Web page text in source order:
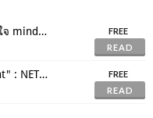
001 : Great Men Academy - เข้าใจ mindset เข้าใจตัวละคร
FREE
READ
002 : PERSONA "Walking at Night" : NETFLIX ORIGINAL SERIES
FREE
READ